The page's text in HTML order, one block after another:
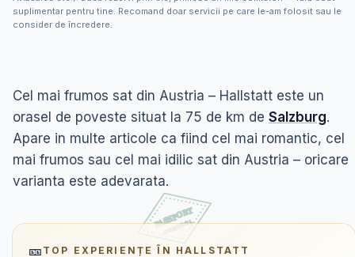
suplimentar pentru tine. Recomand doar servicii pe care le-am folosit sau le
consider de încredere.
Cel mai frumos sat din Austria – Hallstatt este un
orasel de poveste situat la 75 de km de Salzburg.
Apare in multe articole ca fiind cel mai romantic, cel
mai frumos sau cel mai idilic sat din Austria – oricare
varianta este adevarata.
🎫 TOP EXPERIENȚE ÎN HALLSTATT